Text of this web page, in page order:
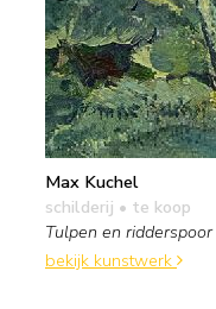
Max Kuchel
schilderij • te koop
Tulpen en
bekijk kunstwerk